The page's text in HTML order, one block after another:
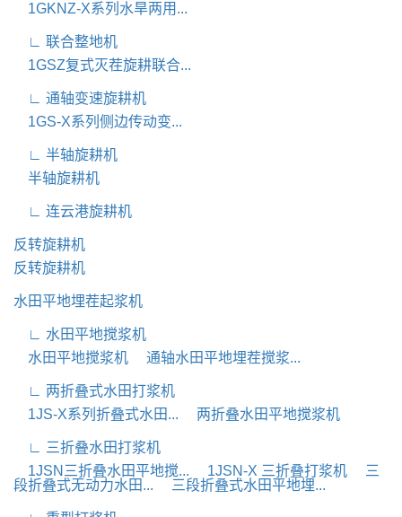
1GKNZ-X系列水旱两用...
∟ 联合整地机
1GSZ复式灭茬旋耕联合...
∟ 通轴变速旋耕机
1GS-X系列侧边传动变...
∟ 半轴旋耕机
半轴旋耕机
∟ 连云港旋耕机
反转旋耕机
反转旋耕机
水田平地埋茬起浆机
∟ 水田平地搅浆机
水田平地搅浆机
通轴水田平地埋茬搅浆...
∟ 两折叠式水田打浆机
1JS-X系列折叠式水田...
两折叠水田平地搅浆机
∟ 三折叠水田打浆机
1JSN三折叠水田平地搅...
1JSN-X 三折叠打浆机
三
段折叠式无动力水田...
三段折叠式水田平地埋...